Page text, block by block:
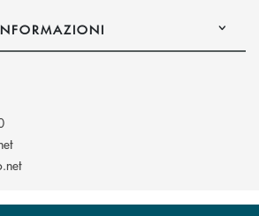
(si apre l’app di posta elettronica)
(si apre l’app di posta elettronica)